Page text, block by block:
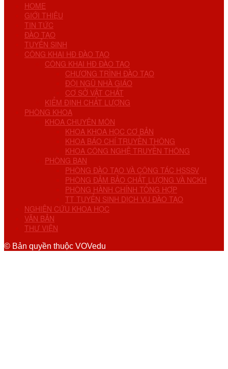
HOME
GIỚI THIỆU
TIN TỨC
ĐÀO TẠO
TUYỂN SINH
CÔNG KHAI HĐ ĐÀO TẠO
CÔNG KHAI HĐ ĐÀO TẠO
CHƯƠNG TRÌNH ĐÀO TẠO
ĐỘI NGŨ NHÀ GIÁO
CƠ SỞ VẬT CHẤT
KIỂM ĐỊNH CHẤT LƯỢNG
PHÒNG KHOA
KHOA CHUYÊN MÔN
KHOA KHOA HỌC CƠ BẢN
KHOA BÁO CHÍ TRUYỀN THÔNG
KHOA CÔNG NGHỆ TRUYỀN THÔNG
PHÒNG BAN
PHÒNG ĐÀO TẠO VÀ CÔNG TÁC HSSSV
PHÒNG ĐẢM BẢO CHẤT LƯỢNG VÀ NCKH
PHÒNG HÀNH CHÍNH TỔNG HỢP
TT TUYỂN SINH DỊCH VỤ ĐÀO TẠO
NGHIÊN CỨU KHOA HỌC
VĂN BẢN
THƯ VIỆN
© Bản quyền thuộc VOVedu